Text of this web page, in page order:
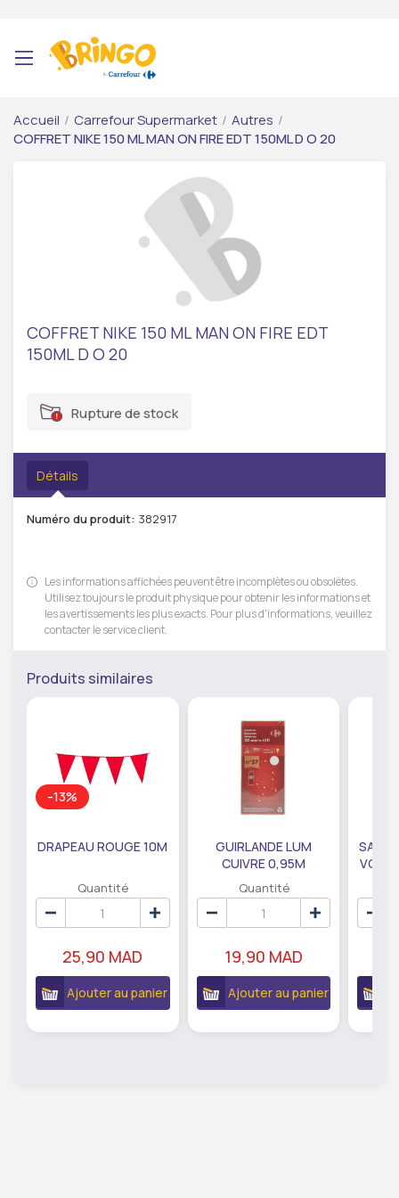
Accueil / Carrefour Supermarket / Autres /
COFFRET NIKE 150 ML MAN ON FIRE EDT 150ML D O 20
COFFRET NIKE 150 ML MAN ON FIRE EDT
150ML D O 20
Rupture de stock
Détails
Numéro du produit: 382917
Les informations affichées peuvent être incomplètes ou obsolètes.
Utilisez toujours le produit physique pour obtenir les informations et
les avertissements les plus exacts. Pour plus d'informations, veuillez
contacter le service client.
Produits similaires
-13%
DRAPEAU ROUGE 10M
Quantité
25,90 MAD
Ajouter au panier
GUIRLANDE LUM
CUIVRE 0,95M
DE79207
Quantité
19,90 MAD
Ajouter au panier